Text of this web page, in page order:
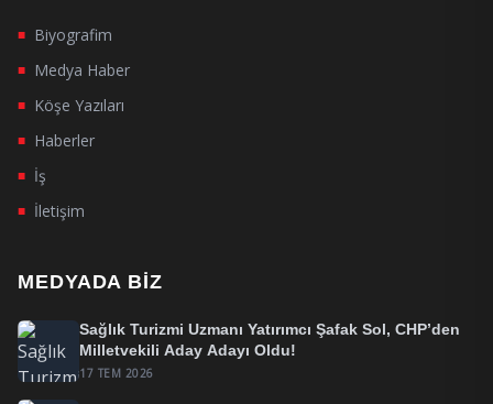
■ Biyografim
■ Medya Haber
■ Köşe Yazıları
■ Haberler
■ İş
■ İletişim
MEDYADA BIZ
Sağlık Turizmi Uzmanı Yatırımcı Şafak Sol, CHP’den
Milletvekili Aday Adayı Oldu!
17 TEM 2026